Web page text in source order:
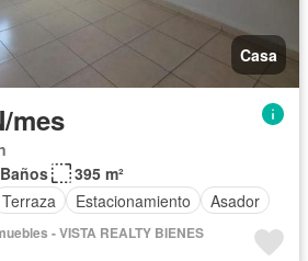
Casa
mes
395 m²
Terraza Estacionamiento Asador
- VISTA REALTY BIENES